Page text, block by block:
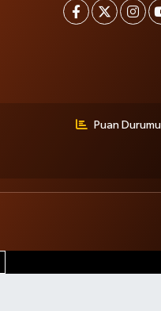
Puan